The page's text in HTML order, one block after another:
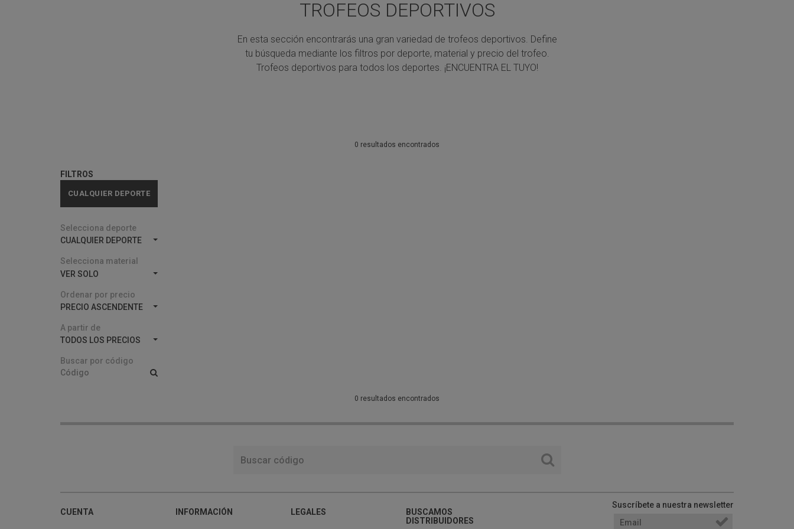
TROFEOS DEPORTIVOS
En esta sección encontrarás una gran variedad de trofeos deportivos. Define
tu búsqueda mediante los filtros por deporte, material y precio del trofeo.
Trofeos deportivos para todos los deportes. ¡ENCUENTRA EL TUYO!
0 resultados encontrados
FILTROS
CUALQUIER DEPORTE
Selecciona deporte
CUALQUIER DEPORTE
Selecciona material
VER SOLO
Ordenar por precio
PRECIO ASCENDENTE
A partir de
TODOS LOS PRECIOS
Buscar por código
0 resultados encontrados
CUENTA INFORMACIÓN LEGALES
BUSCAMOS
DISTRIBUIDORES
Suscríbete a nuestra newsletter